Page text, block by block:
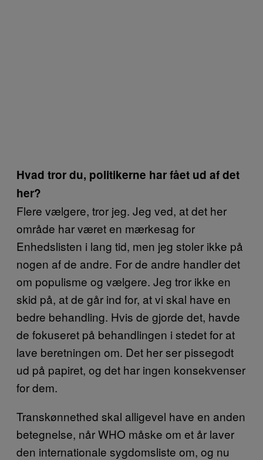
Hvad tror du, politikerne har fået ud af det
her?
Flere vælgere, tror jeg. Jeg ved, at det her
område har været en mærkesag for
Enhedslisten i lang tid, men jeg stoler ikke på
nogen af de andre. For de andre handler det
om populisme og vælgere. Jeg tror ikke en
skid på, at de går ind for, at vi skal have en
bedre behandling. Hvis de gjorde det, havde
de fokuseret på behandlingen i stedet for at
lave beretningen om. Det her ser pissegodt
ud på papiret, og det har ingen konsekvenser
for dem.
Transkønnethed skal alligevel have en anden
betegnelse, når WHO måske om et år laver
den internationale sygdomsliste om, og nu